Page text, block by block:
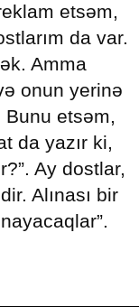
etsəm,
da var.
Amma
onun yerinə
Bunu etsəm,
da yazır ki,
Ay dostlar,
Alınası bir